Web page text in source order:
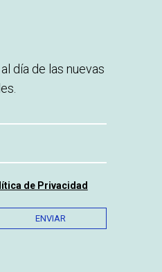
día de las nuevas
de Privacidad
ENVIAR